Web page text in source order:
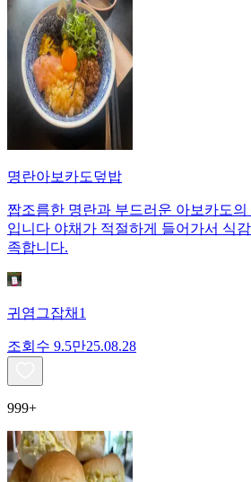
명란아보카도덮밥
짭조름한 명란과 부드러운 아보카도
입니다 야채가 적절하게 들어가서 식
족합니다.
귀염그잡채1
조회수 9.5만25.08.28
999+